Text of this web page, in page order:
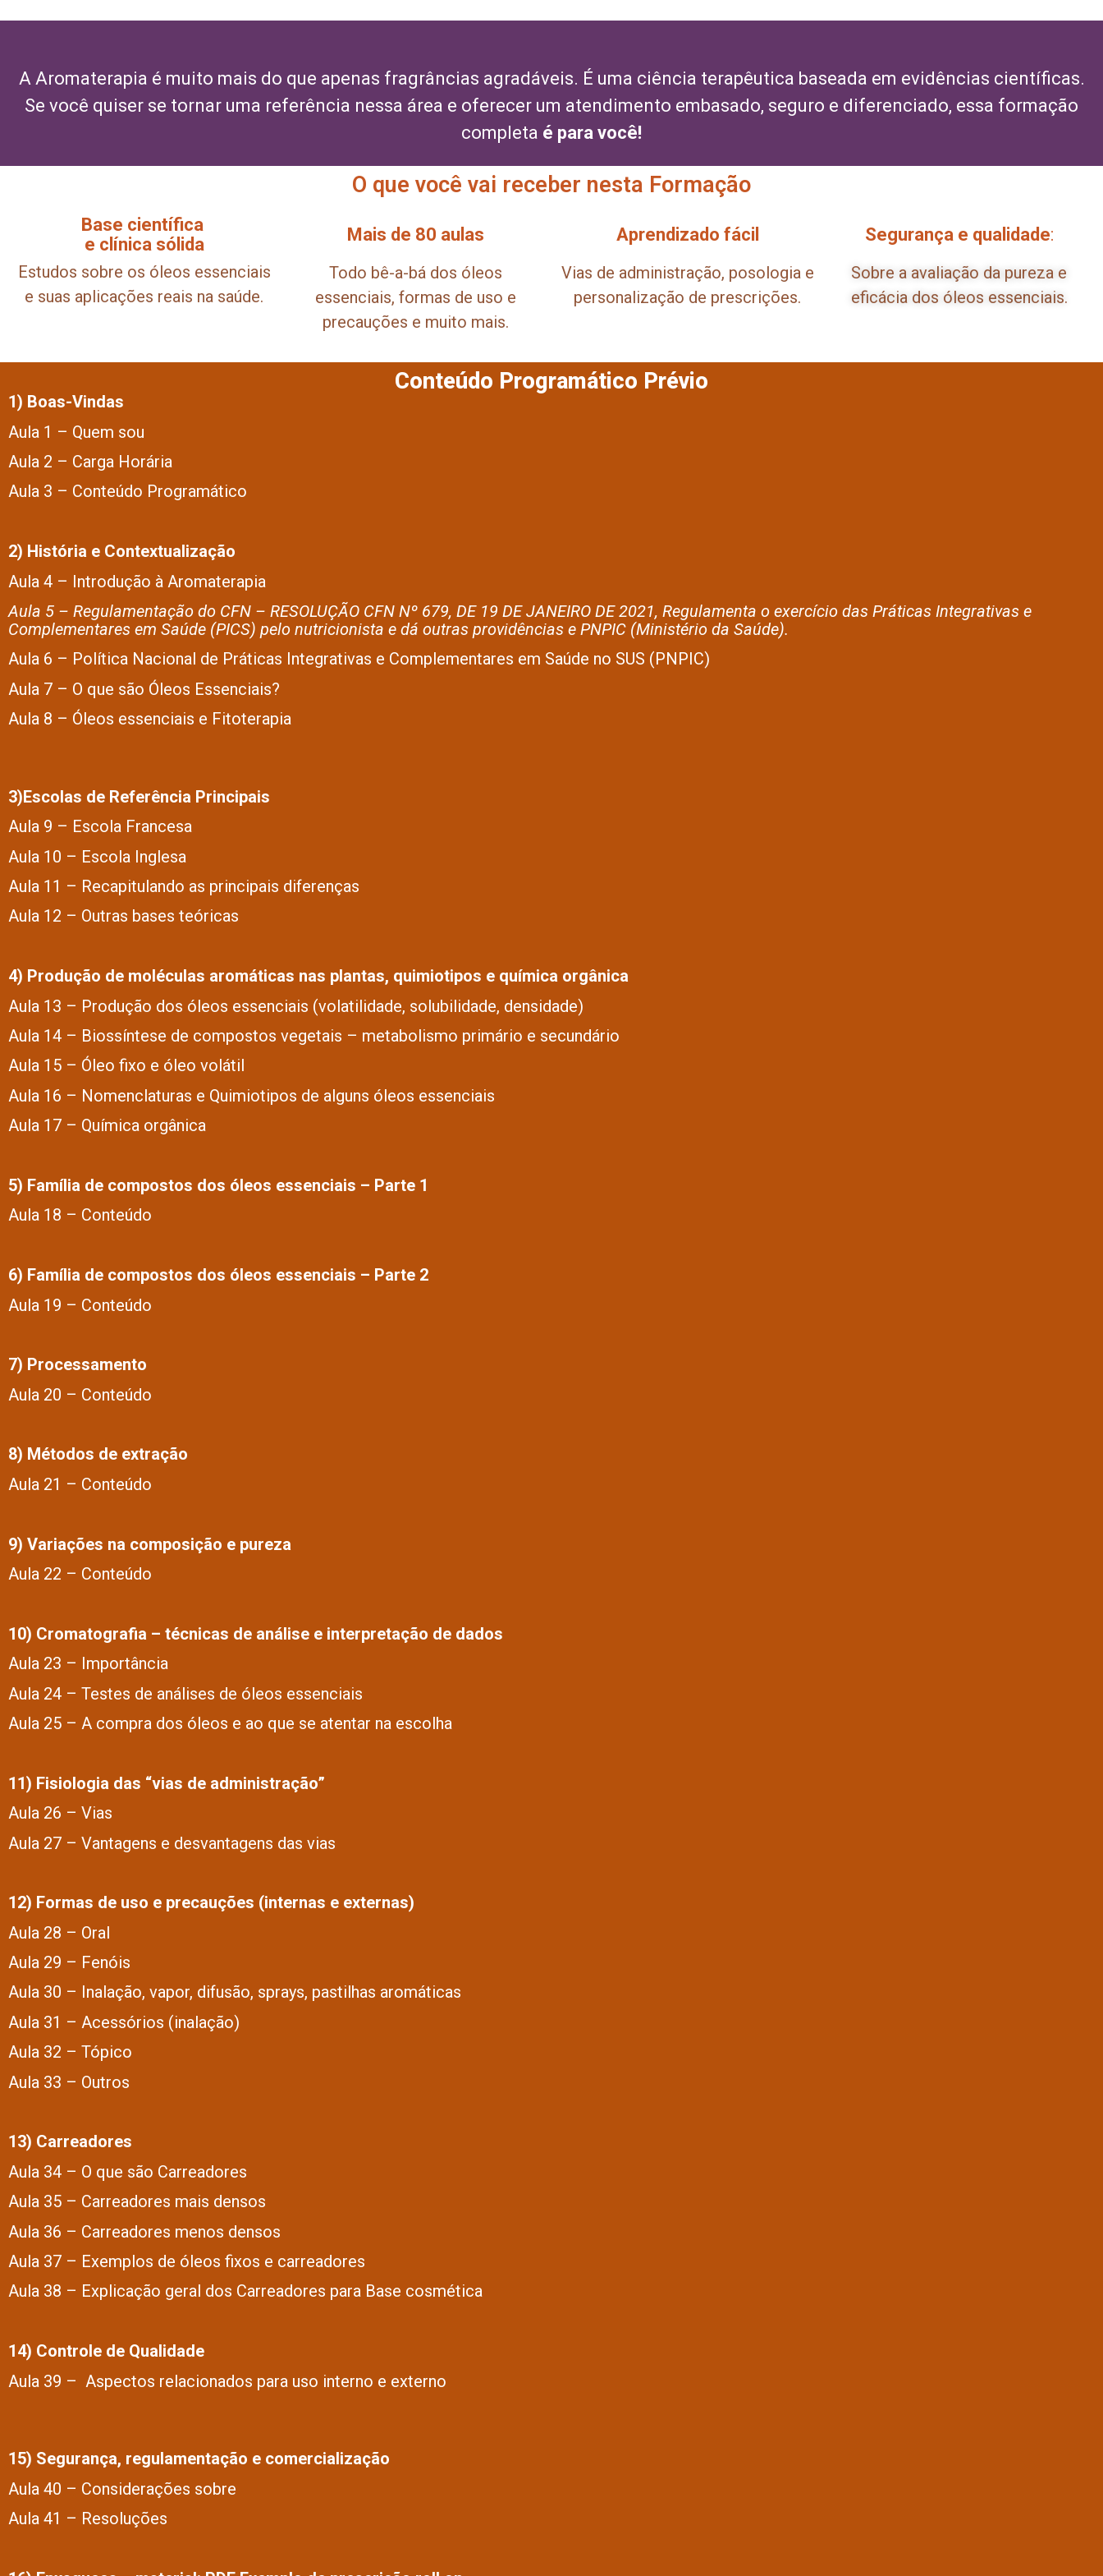
A Aromaterapia é muito mais do que apenas fragrâncias agradáveis. É uma ciência terapêutica baseada em evidências científicas.
Se você quiser se tornar uma referência nessa área e oferecer um atendimento embasado, seguro e diferenciado, essa formação
completa é para você!
O que você vai receber nesta Formação
Base científica
e clínica sólida
Estudos sobre os óleos essenciais
e suas aplicações reais na saúde.
Mais de 80 aulas
Todo bê-a-bá dos óleos
essenciais, formas de uso e
precauções e muito mais.
Aprendizado fácil
Vias de administração, posologia e
personalização de prescrições.
Segurança e qualidade:
Sobre a avaliação da pureza e
eficácia dos óleos essenciais.
Conteúdo Programático Prévio
1) Boas-Vindas
Aula 1 – Quem sou
Aula 2 – Carga Horária
Aula 3 – Conteúdo Programático
2) História e Contextualização
Aula 4 – Introdução à Aromaterapia
Aula 5 – Regulamentação do CFN – RESOLUÇÃO CFN Nº 679, DE 19 DE JANEIRO DE 2021, Regulamenta o exercício das Práticas Integrativas e
Complementares em Saúde (PICS) pelo nutricionista e dá outras providências e PNPIC (Ministério da Saúde).
Aula 6 – Política Nacional de Práticas Integrativas e Complementares em Saúde no SUS (PNPIC)
Aula 7 – O que são Óleos Essenciais?
Aula 8 – Óleos essenciais e Fitoterapia
3)Escolas de Referência Principais
Aula 9 – Escola Francesa
Aula 10 – Escola Inglesa
Aula 11 – Recapitulando as principais diferenças
Aula 12 – Outras bases teóricas
4) Produção de moléculas aromáticas nas plantas, quimiotipos e química orgânica
Aula 13 – Produção dos óleos essenciais (volatilidade, solubilidade, densidade)
Aula 14 – Biossíntese de compostos vegetais – metabolismo primário e secundário
Aula 15 – Óleo fixo e óleo volátil
Aula 16 – Nomenclaturas e Quimiotipos de alguns óleos essenciais
Aula 17 – Química orgânica
5) Família de compostos dos óleos essenciais – Parte 1
Aula 18 – Conteúdo
6) Família de compostos dos óleos essenciais – Parte 2
Aula 19 – Conteúdo
7) Processamento
Aula 20 – Conteúdo
8) Métodos de extração
Aula 21 – Conteúdo
9) Variações na composição e pureza
Aula 22 – Conteúdo
10) Cromatografia – técnicas de análise e interpretação de dados
Aula 23 – Importância
Aula 24 – Testes de análises de óleos essenciais
Aula 25 – A compra dos óleos e ao que se atentar na escolha
11) Fisiologia das “vias de administração”
Aula 26 – Vias
Aula 27 – Vantagens e desvantagens das vias
12) Formas de uso e precauções (internas e externas)
Aula 28 – Oral
Aula 29 – Fenóis
Aula 30 – Inalação, vapor, difusão, sprays, pastilhas aromáticas
Aula 31 – Acessórios (inalação)
Aula 32 – Tópico
Aula 33 – Outros
13) Carreadores
Aula 34 – O que são Carreadores
Aula 35 – Carreadores mais densos
Aula 36 – Carreadores menos densos
Aula 37 – Exemplos de óleos fixos e carreadores
Aula 38 – Explicação geral dos Carreadores para Base cosmética
14) Controle de Qualidade
Aula 39 – Aspectos relacionados para uso interno e externo
15) Segurança, regulamentação e comercialização
Aula 40 – Considerações sobre
Aula 41 – Resoluções